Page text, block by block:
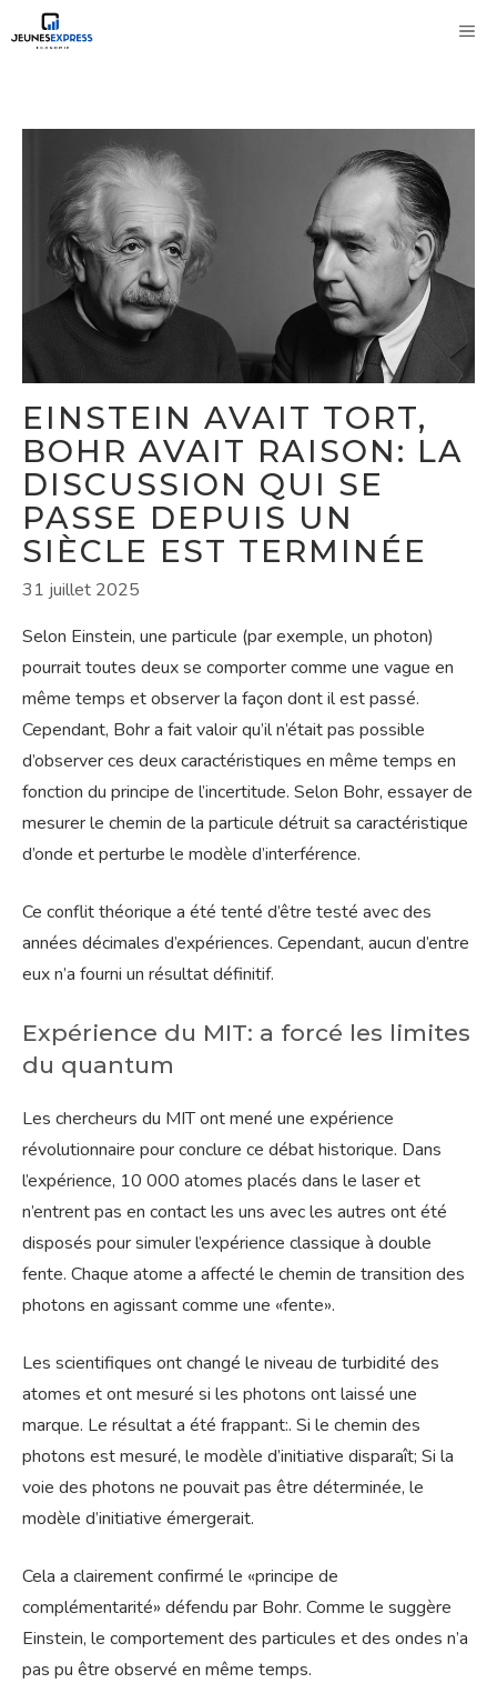
au
EINSTEIN AVAIT TORT,
BOHR AVAIT RAISON: LA
DISCUSSION QUI SE
PASSE DEPUIS UN
SIÈCLE EST TERMINÉE
31 juillet 2025
Selon Einstein, une particule (par exemple, un photon)
pourrait toutes deux se comporter comme une vague en
même temps et observer la façon dont il est passé.
Cependant, Bohr a fait valoir qu’il n’était pas possible
d’observer ces deux caractéristiques en même temps en
fonction du principe de l’incertitude. Selon Bohr, essayer de
mesurer le chemin de la particule détruit sa caractéristique
d’onde et perturbe le modèle d’interférence.
Ce conflit théorique a été tenté d’être testé avec des
années décimales d’expériences. Cependant, aucun d’entre
eux n’a fourni un résultat définitif.
Expérience du MIT: a forcé les limites
du quantum
Les chercheurs du MIT ont mené une expérience
révolutionnaire pour conclure ce débat historique. Dans
l’expérience, 10 000 atomes placés dans le laser et
n’entrent pas en contact les uns avec les autres ont été
disposés pour simuler l’expérience classique à double
fente. Chaque atome a affecté le chemin de transition des
photons en agissant comme une «fente».
Les scientifiques ont changé le niveau de turbidité des
atomes et ont mesuré si les photons ont laissé une
marque. Le résultat a été frappant:. Si le chemin des
photons est mesuré, le modèle d’initiative disparaît; Si la
voie des photons ne pouvait pas être déterminée, le
modèle d’initiative émergerait.
Cela a clairement confirmé le «principe de
complémentarité» défendu par Bohr. Comme le suggère
Einstein, le comportement des particules et des ondes n’a
pas pu être observé en même temps.